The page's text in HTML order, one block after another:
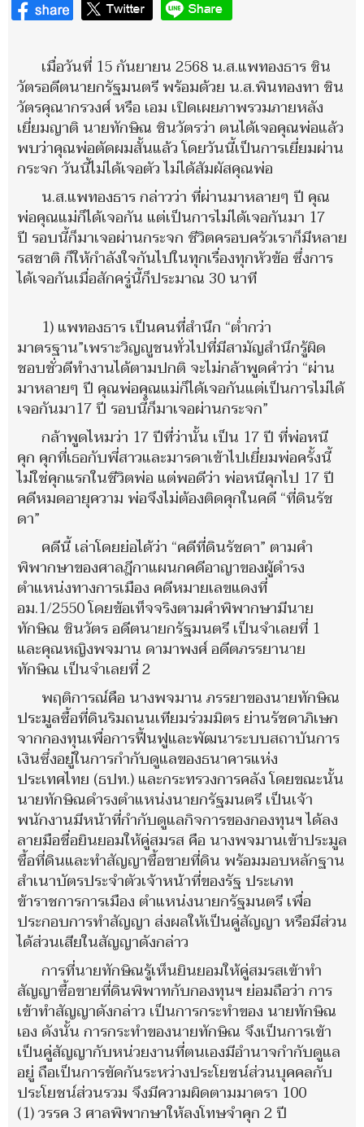
เมื่อวันที่ 15 กันยายน 2568 น.ส.แพทองธาร ชิน
วัตรอดีตนายกรัฐมนตรี พร้อมด้วย น.ส.พินทองทา ชิน
วัตรคุณากรวงศ์ หรือ เอม เปิดเผยภาพรวมภายหลัง
เยี่ยมญาติ นายทักษิณ ชินวัตรว่า ตนได้เจอคุณพ่อแล้ว
พบว่าคุณพ่อตัดผมสั้นแล้ว โดยวันนี้เป็นการเยี่ยมผ่าน
กระจก วันนี้ไม่ได้เจอตัว ไม่ได้สัมผัสคุณพ่อ
น.ส.แพทองธาร กล่าวว่า ที่ผ่านมาหลายๆ ปี คุณ
พ่อคุณแม่ก็ได้เจอกัน แต่เป็นการไม่ได้เจอกันมา 17
ปี รอบนี้ก็มาเจอผ่านกระจก ชีวิตครอบครัวเราก็มีหลาย
รสชาติ ก็ให้กำลังใจกันไปในทุกเรื่องทุกหัวข้อ ซึ่งการ
ได้เจอกันเมื่อสักครู่นี้ก็ประมาณ 30 นาที
1) แพทองธาร เป็นคนที่สำนึก “ต่ำกว่า
มาตรฐาน”เพราะวิญญูชนทั่วไปที่มีสามัญสำนึกรู้ผิด
ชอบชั่วดีทำงานได้ตามปกติ จะไม่กล้าพูดคำว่า “ผ่าน
มาหลายๆ ปี คุณพ่อคุณแม่ก็ได้เจอกันแต่เป็นการไม่ได้
เจอกันมา17 ปี รอบนี้ก็มาเจอผ่านกระจก”
กล้าพูดไหมว่า 17 ปีที่ว่านั้น เป็น 17 ปี ที่พ่อหนี
คุก คุกที่เธอกับพี่สาวและมารดาเข้าไปเยี่ยมพ่อครั้งนี้
ไม่ใช่คุกแรกในชีวิตพ่อ แต่พอดีว่า พ่อหนีคุกไป 17 ปี
คดีหมดอายุความ พ่อจึงไม่ต้องติดคุกในคดี “ที่ดินรัช
ดา”
คดีนี้ เล่าโดยย่อได้ว่า “คดีที่ดินรัชดา” ตามคำ
พิพากษาของศาลฎีกาแผนกคดีอาญาของผู้ดำรง
ตำแหน่งทางการเมือง คดีหมายเลขแดงที่
อม.1/2550 โดยข้อเท็จจริงตามคำพิพากษามีนาย
ทักษิณ ชินวัตร อดีตนายกรัฐมนตรี เป็นจำเลยที่ 1
และคุณหญิงพจมาน ดามาพงศ์ อดีตภรรยานาย
ทักษิณ เป็นจำเลยที่ 2
พฤติการณ์คือ นางพจมาน ภรรยาของนายทักษิณ
ประมูลซื้อที่ดินริมถนนเทียมร่วมมิตร ย่านรัชดาภิเษก
จากกองทุนเพื่อการฟื้นฟูและพัฒนาระบบสถาบันการ
เงินซึ่งอยู่ในการกำกับดูแลของธนาคารแห่ง
ประเทศไทย (ธปท.) และกระทรวงการคลัง โดยขณะนั้น
นายทักษิณดำรงตำแหน่งนายกรัฐมนตรี เป็นเจ้า
พนักงานมีหน้าที่กำกับดูแลกิจการของกองทุนฯ ได้ลง
ลายมือชื่อยินยอมให้คู่สมรส คือ นางพจมานเข้าประมูล
ซื้อที่ดินและทำสัญญาซื้อขายที่ดิน พร้อมมอบหลักฐาน
สำเนาบัตรประจำตัวเจ้าหน้าที่ของรัฐ ประเภท
ข้าราชการการเมือง ตำแหน่งนายกรัฐมนตรี เพื่อ
ประกอบการทำสัญญา ส่งผลให้เป็นคู่สัญญา หรือมีส่วน
ได้ส่วนเสียในสัญญาดังกล่าว
การที่นายทักษิณรู้เห็นยินยอมให้คู่สมรสเข้าทำ
สัญญาซื้อขายที่ดินพิพาทกับกองทุนฯ ย่อมถือว่า การ
เข้าทำสัญญาดังกล่าว เป็นการกระทำของ นายทักษิณ
เอง ดังนั้น การกระทำของนายทักษิณ จึงเป็นการเข้า
เป็นคู่สัญญากับหน่วยงานที่ตนเองมีอำนาจกำกับดูแล
อยู่ ถือเป็นการขัดกันระหว่างประโยชน์ส่วนบุคคลกับ
ประโยชน์ส่วนรวม จึงมีความผิดตามมาตรา 100
(1) วรรค 3 ศาลพิพากษาให้ลงโทษจำคุก 2 ปี